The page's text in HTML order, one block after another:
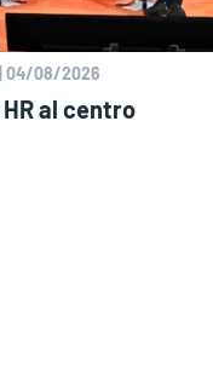
04/08/2026
HR al centro